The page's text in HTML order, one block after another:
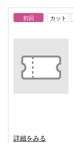
初回 カット
詳細をみる